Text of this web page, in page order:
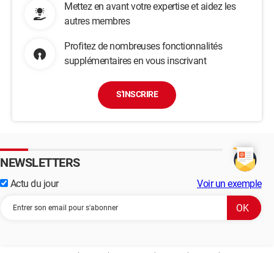
Mettez en avant votre expertise et aidez les
autres membres
Profitez de nombreuses fonctionnalités
supplémentaires en vous inscrivant
S'INSCRIRE
NEWSLETTERS
Actu du jour Voir un exemple